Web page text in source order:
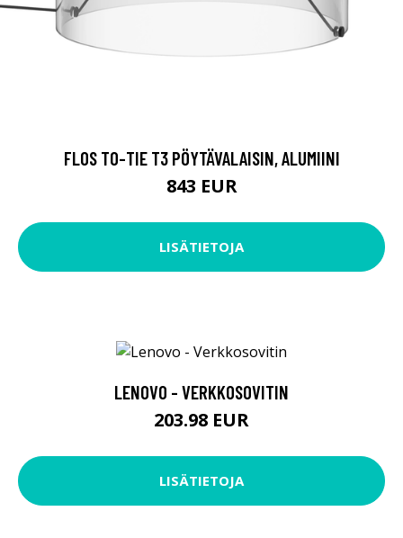
FLOS TO-TIE T3 PÖYTÄVALAISIN, ALUMIINI
843 EUR
LISÄTIETOJA
LENOVO - VERKKOSOVITIN
203.98 EUR
LISÄTIETOJA